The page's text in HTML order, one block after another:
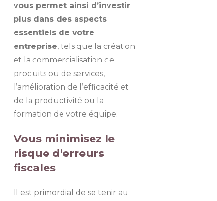
vous permet ainsi d’investir
plus dans des aspects
essentiels de votre
entreprise, tels que la création
et la commercialisation de
produits ou de services,
l’amélioration de l’efficacité et
de la productivité ou la
formation de votre équipe.
Vous minimisez le
risque d’erreurs
fiscales
Il est primordial de se tenir au